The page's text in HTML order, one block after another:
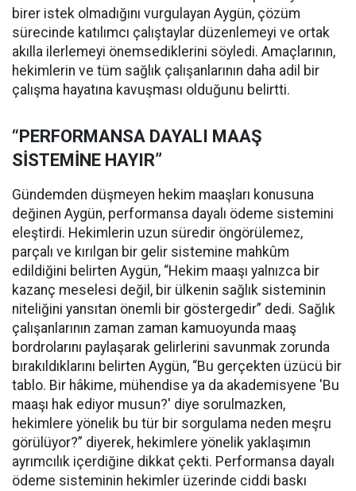
birer istek olmadığını vurgulayan Aygün, çözüm
sürecinde katılımcı çalıştaylar düzenlemeyi ve ortak
akılla ilerlemeyi önemsediklerini söyledi. Amaçlarının,
hekimlerin ve tüm sağlık çalışanlarının daha adil bir
çalışma hayatına kavuşması olduğunu belirtti.
“PERFORMANSA DAYALI MAAŞ
SİSTEMİNE HAYIR”
Gündemden düşmeyen hekim maaşları konusuna
değinen Aygün, performansa dayalı ödeme sistemini
eleştirdi. Hekimlerin uzun süredir öngörülemez,
parçalı ve kırılgan bir gelir sistemine mahkûm
edildiğini belirten Aygün, “Hekim maaşı yalnızca bir
kazanç meselesi değil, bir ülkenin sağlık sisteminin
niteliğini yansıtan önemli bir göstergedir” dedi. Sağlık
çalışanlarının zaman zaman kamuoyunda maaş
bordrolarını paylaşarak gelirlerini savunmak zorunda
bırakıldıklarını belirten Aygün, “Bu gerçekten üzücü bir
tablo. Bir hâkime, mühendise ya da akademisyene 'Bu
maaşı hak ediyor musun?' diye sorulmazken,
hekimlere yönelik bu tür bir sorgulama neden meşru
görülüyor?” diyerek, hekimlere yönelik yaklaşımın
ayrımcılık içerdiğine dikkat çekti. Performansa dayalı
ödeme sisteminin hekimler üzerinde ciddi baskı